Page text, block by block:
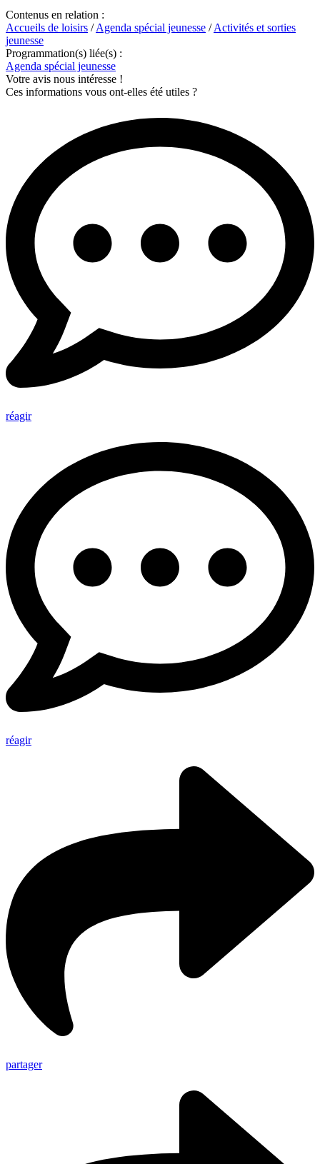
Contenus en relation :
Accueils de loisirs /Agenda spécial jeunesse /Activités et sorties
jeunesse
Programmation(s) liée(s) :
Agenda spécial jeunesse
Votre avis nous intéresse !
Ces informations vous ont-elles été utiles ?
réagir
réagir
partager